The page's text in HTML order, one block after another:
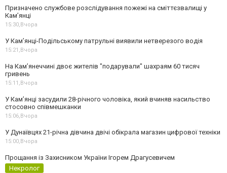
Призначено службове розслідування пожежі на сміттєзвалищі у
Кам’янці
15:30, Вчора
У Кам’янці-Подільському патрульні виявили нетверезого водія
15:21, Вчора
На Камʼянеччині двоє жителів "подарували" шахраям 60 тисяч
гривень
15:11, Вчора
У Камʼянці засудили 28-річного чоловіка, який вчиняв насильство
стосовно співмешканки
15:06, Вчора
У Дунаївцях 21-річна дівчина двічі обікрала магазин цифрової техніки
15:00, Вчора
Прощання із Захисником України Ігорем Драгусевичем
Некролог